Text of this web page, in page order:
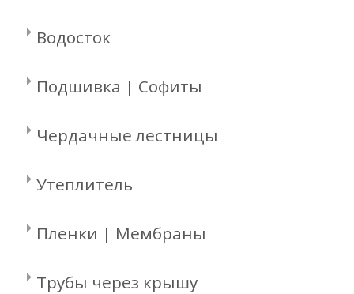
Водосток
Подшивка | Софиты
Чердачные лестницы
Утеплитель
Пленки | Мембраны
Трубы через крышу